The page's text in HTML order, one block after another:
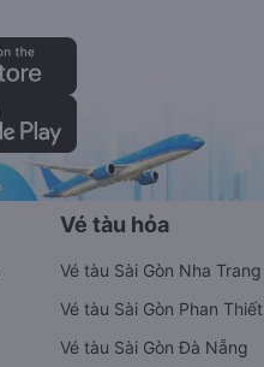
Vé tàu hỏa
Vé tàu Sài Gòn Nha Trang
Vé tàu Sài Gòn Phan Thiết
Vé tàu Sài Gòn Đà Nẵng